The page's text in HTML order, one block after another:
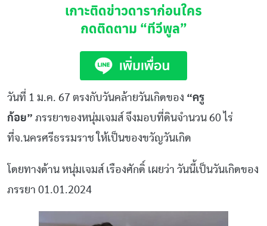
เกาะติดข่าวดาราก่อนใคร
กดติดตาม “ทีวีพูล”
วันที่ 1 ม.ค. 67 ตรงกับวันคล้ายวันเกิดของ “ครู
ก้อย” ภรรยาของหนุ่มเจมส์ จึงมอบที่ดินจำนวน 60 ไร่
ที่จ.นครศรีธรรมราช ให้เป็นของขวัญวันเกิด
โดยทางด้าน หนุ่มเจมส์ เรืองศักดิ์ เผยว่า วันนี้เป็นวันเกิดของ
ภรรยา 01.01.2024